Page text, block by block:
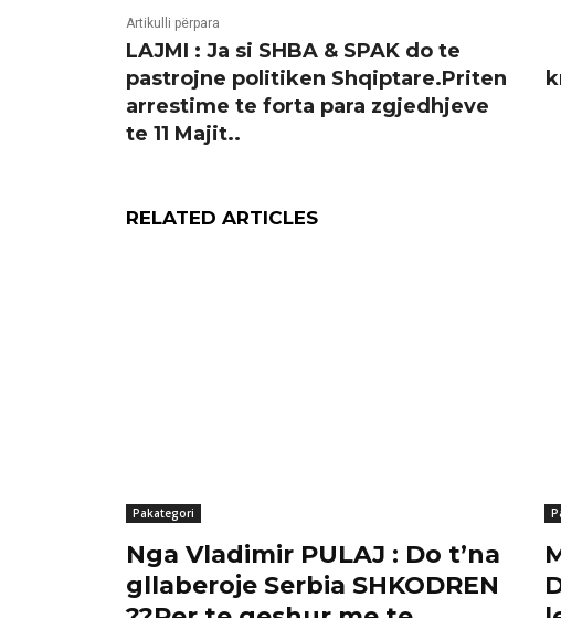
Artikulli përpara
LAJMI : Ja si SHBA & SPAK do te
pastrojne politiken Shqiptare.Priten
arrestime te forta para zgjedhjeve
te 11 Majit..
RELATED ARTICLES
Pakategori
Nga Vladimir PULAJ : Do t’na
gllaberoje Serbia SHKODREN